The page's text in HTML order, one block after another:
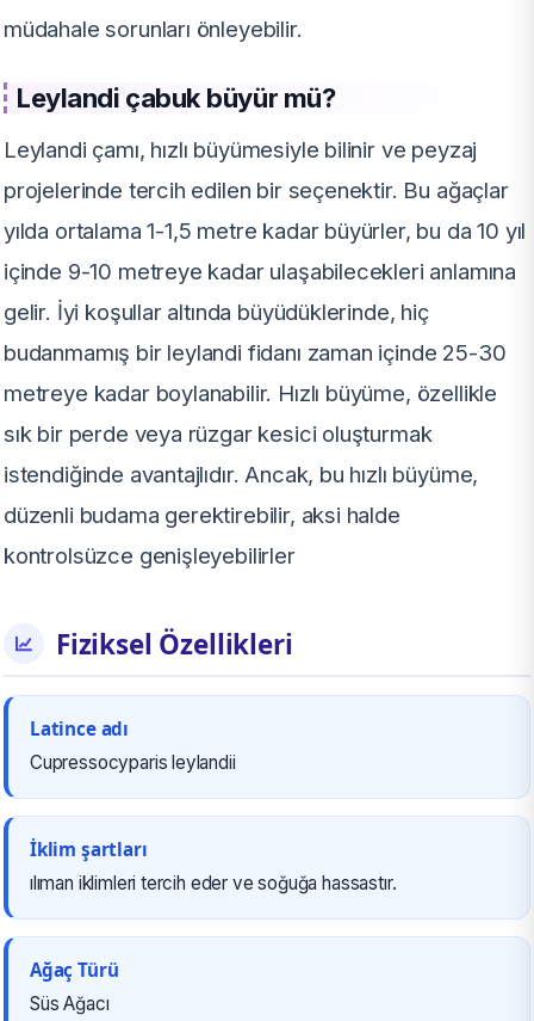
müdahale sorunları önleyebilir.
Leylandi çabuk büyür mü?
Leylandi çamı, hızlı büyümesiyle bilinir ve peyzaj
projelerinde tercih edilen bir seçenektir. Bu ağaçlar
yılda ortalama 1-1,5 metre kadar büyürler, bu da 10 yıl
içinde 9-10 metreye kadar ulaşabilecekleri anlamına
gelir. İyi koşullar altında büyüdüklerinde, hiç
budanmamış bir leylandi fidanı zaman içinde 25-30
metreye kadar boylanabilir. Hızlı büyüme, özellikle
sık bir perde veya rüzgar kesici oluşturmak
istendiğinde avantajlıdır. Ancak, bu hızlı büyüme,
düzenli budama gerektirebilir, aksi halde
kontrolsüzce genişleyebilirler
Fiziksel Özellikleri
Latince adı
Cupressocyparis leylandii
İklim şartları
ılıman iklimleri tercih eder ve soğuğa hassastır.
Ağaç Türü
Süs Ağacı